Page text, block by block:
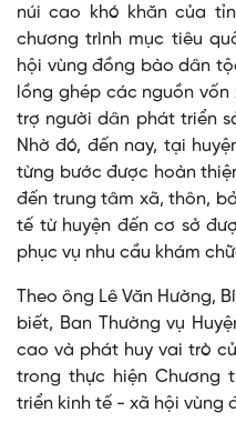
núi cao khó khăn của
chương trình mục tiêu
hội vùng đồng bào dân
lồng ghép các nguồn
trợ người dân phát triển
Nhờ đó, đến nay, tại
từng bước được hoàn
đến trung tâm xã, thôn,
tế từ huyện đến cơ sở
phục vụ nhu cầu khám
Theo ông Lê Văn Hường,
biết, Ban Thường vụ
cao và phát huy vai trò
trong thực hiện Chương
triển kinh tế - xã hội vùng